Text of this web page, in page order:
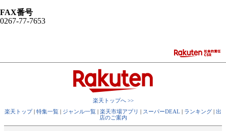
FAX番号
0267-77-7653
楽天トップへ >>
楽天トップ| 特集一覧 | ジャンル一覧 | 楽天市場アプリ | スーパーDEAL | ランキング | 出
店のご案内